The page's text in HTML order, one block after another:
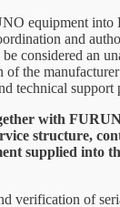
equipment into
and
considered an
the
technical support
with
structure,
supplied into
verification of